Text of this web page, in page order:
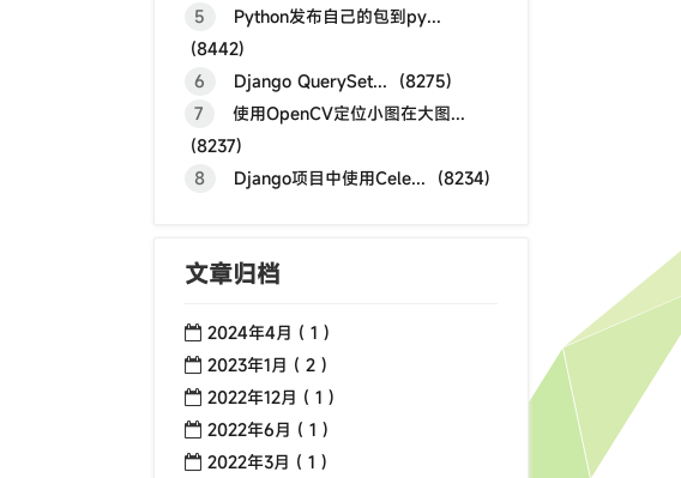
5
Python发布自己的包到py...
(8442)
6
Django QuerySet... (8275)
7
使用OpenCV定位小图在大图...
(8237)
8
Django项目中使用Cele... (8234)
文章归档
2024年4月 ( 1 )
2023年1月 ( 2 )
2022年12月 ( 1 )
2022年6月 ( 1 )
2022年3月 ( 1 )